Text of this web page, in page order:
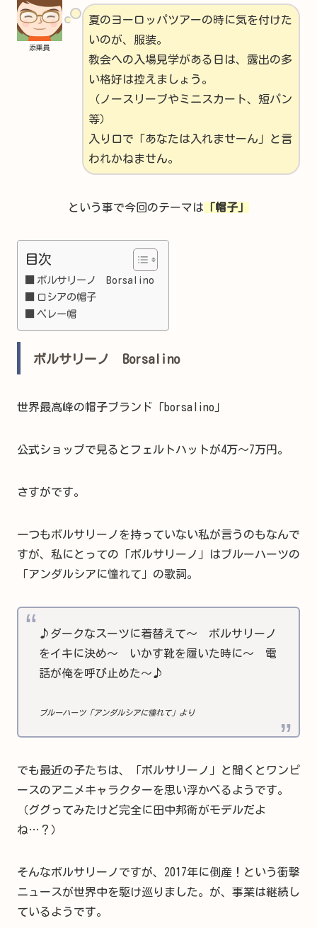
添乗員
夏のヨーロッパツアーの時に気を付けた
いのが、服装。
教会への入場見学がある日は、露出の多
い格好は控えましょう。
（ノースリーブやミニスカート、短パン
等）
入り口で「あなたは入れませーん」と言
われかねません。
という事で今回のテーマは 「帽子」
目次
ボルサリーノ Borsalino
ロシアの帽子
ベレー帽
ボルサリーノ Borsalino
世界最高峰の帽子ブランド「borsalino」
公式ショップで見るとフェルトハットが4万～7万円。
さすがです。
一つもボルサリーノを持っていない私が言うのもなんで
すが、私にとっての「ボルサリーノ」はブルーハーツの
「アンダルシアに憧れて」の歌詞。
♪ダークなスーツに着替えて～ ボルサリーノ
をイキに決め～ いかす靴を履いた時に～ 電
話が俺を呼び止めた～♪
ブルーハーツ「アンダルシアに憧れて」より
でも最近の子たちは、「ボルサリーノ」と聞くとワンピ
ースのアニメキャラクターを思い浮かべるようです。
（ググってみたけど完全に田中邦衛がモデルだよ
ね…？）
そんなボルサリーノですが、2017年に倒産！という衝撃
ニュースが世界中を駆け巡りました。が、事業は継続し
ているようです。